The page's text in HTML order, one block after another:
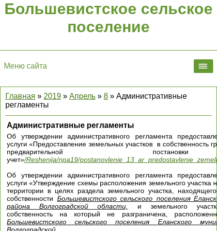
Большевистское сельское
поселение
Меню сайта
Главная » 2019 » Апрель » 8 » Административные
регламенты
Административные регламенты
Об утверждении административного регламента
услуги «Предоставление земельных участков в собственность
предварительной
учет»/Reshenija/npa19/
Об утверждении административного регламента
услуги «Утверждение схемы расположения земельного участка
территории в целях раздела земельного участка,
собственности Большевистского сельского поселения
района Волгоградской области,
и земельного
собственность на который не разграничена,
Большевистского сельского поселения Еланского